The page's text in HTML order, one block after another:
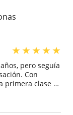
★★★★★
pero seguía
Con
primera clase y
en reuniones